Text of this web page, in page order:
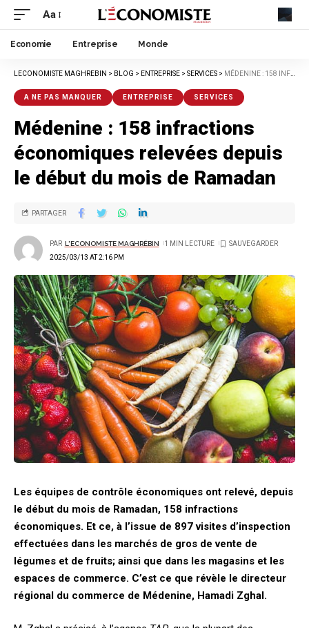
Aa
Economie Entreprise Monde
LECONOMISTE MAGHREBIN > BLOG > ENTREPRISE > SERVICES > MÉDENINE : 158 INFRACTIONS ÉCONOMIQUES RELEVÉES DEPUIS LE DÉBUT DU MOIS DE RAMADAN
A NE PAS MANQUER ENTREPRISE SERVICES
Médenine : 158 infractions
économiques relevées depuis
le début du mois de Ramadan
2025/03/13 AT 2:16 PM
PAR L'ECONOMISTE MAGHRÉBIN 1 MIN LECTURE
PARTAGER
Les équipes de contrôle économiques ont relevé, depuis
le début du mois de Ramadan, 158 infractions
économiques. Et ce, à l’issue de 897 visites d’inspection
effectuées dans les marchés de gros de vente de
légumes et de fruits; ainsi que dans les magasins et les
espaces de commerce. C’est ce que révèle le directeur
régional du commerce de Médenine, Hamadi Zghal.